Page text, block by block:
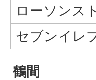
ローソンス
セブンイレ
鶴間